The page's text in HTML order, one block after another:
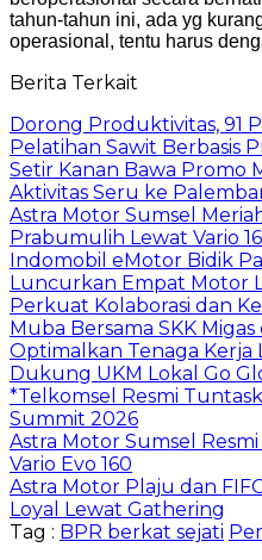
tahun-tahun ini, ada yg
operasional, tentu harus
Berita Terkait
Dorong Produktivitas, 91
Pelatihan Sawit Berbasis
Setir Kanan Bawa Promo
Aktivitas Seru ke
Astra Motor Sumsel
Prabumulih Lewat Vario
Indomobil eMotor Bidik
Luncurkan Empat Motor
Perkuat Kolaborasi dan
Muba Bersama SKK
Optimalkan Tenaga Kerja
Dukung UKM Lokal Go
*Telkomsel Resmi
Summit 2026
Astra Motor Sumsel
Vario Evo 160
Astra Motor Plaju dan
Loyal Lewat Gathering
Tag : BPR berkat sejati